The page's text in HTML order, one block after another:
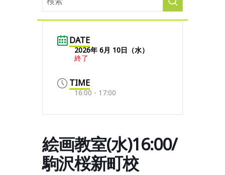
DATE
2026年 6月 10日（水）
終了
TIME
16:00 - 17:00
絵画教室(水)16:00/
駒沢桜新町校